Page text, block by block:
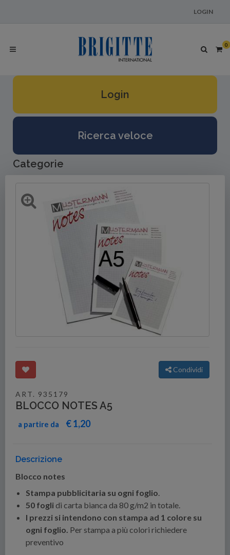
LOGIN
0
Login
Ricerca veloce
Categorie
Condividi
ART. 935179
BLOCCO NOTES A5
a partire da € 1,20
Descrizione
Blocco notes
Stampa pubblicitaria su ogni foglio.
50 fogli di carta bianca da 80 g/m2 in totale.
I prezzi si intendono con stampa ad 1 colore su
ogni foglio. Per stampa a più colori richiedere
preventivo